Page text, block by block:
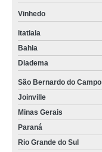
Vinhedo
itatiaia
Bahia
Diadema
São Bernardo do Campo
Joinville
Minas Gerais
Paraná
Rio Grande do Sul